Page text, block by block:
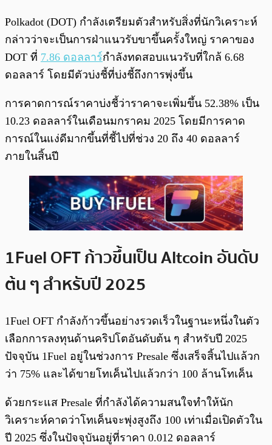
Polkadot (DOT) กำลังเตรียมตัวสำหรับสิ่งที่นักวิเคราะห์
กล่าวว่าจะเป็นการฝ่าแนวรับขาขึ้นครั้งใหญ่ ราคาของ
DOT ที่ 7.86 ดอลลาร์กำลังทดสอบแนวรับที่ใกล้ 6.68
ดอลลาร์ โดยมีตัวบ่งชี้ที่บ่งชี้ถึงการพุ่งขึ้น
การคาดการณ์ราคาบ่งชี้ว่าราคาจะเพิ่มขึ้น 52.38% เป็น
10.23 ดอลลาร์ในเดือนมกราคม 2025 โดยมีการคาด
การณ์ในแง่ดีมากขึ้นที่ชี้ไปที่ช่วง 20 ถึง 40 ดอลลาร์
ภายในสิ้นปี
1Fuel OFT ก้าวขึ้นเป็น Altcoin อันดับ
ต้น ๆ สำหรับปี 2025
1Fuel OFT กำลังก้าวขึ้นอย่างรวดเร็วในฐานะหนึ่งในตัว
เลือกการลงทุนด้านคริปโตอันดับต้น ๆ สำหรับปี 2025
ปัจจุบัน 1Fuel อยู่ในช่วงการ Presale ซึ่งเสร็จสิ้นไปแล้วก
ว่า 75% และได้ขายโทเค็นไปแล้วกว่า 100 ล้านโทเค็น
ด้วยกระแส Presale ที่กำลังได้ความสนใจทำให้นัก
วิเคราะห์คาดว่าโทเค็นจะพุ่งสูงถึง 100 เท่าเมื่อเปิดตัวใน
ปี 2025 ซึ่งในปัจจุบันอยู่ที่ราคา 0.012 ดอลลาร์